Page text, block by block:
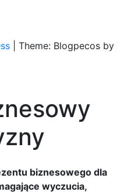
Theme: Blogpecos by
biznesowego dla
wyczucia,